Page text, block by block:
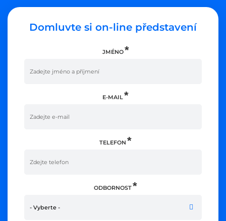
Domluvte si on-line představení
JMÉNO
E-MAIL
TELEFON
ODBORNOST
- Vyberte -